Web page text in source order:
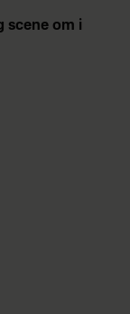
scene om i